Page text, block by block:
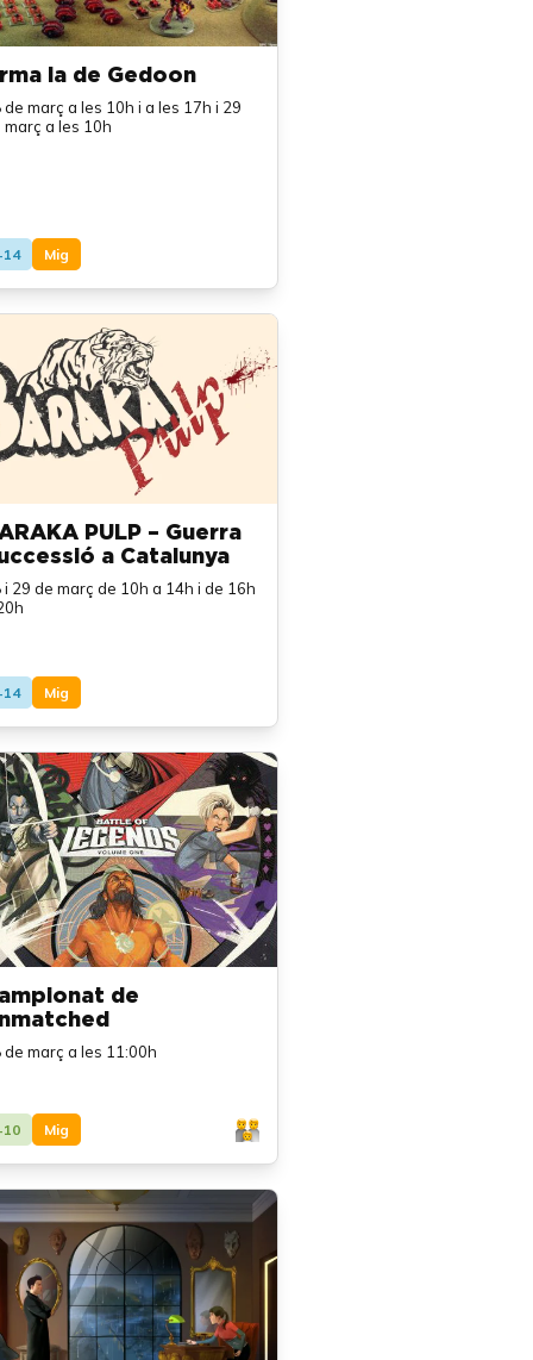
la de Gedoon
de març a les 10h i a les 17h i 29
març a les 10h
Mig
PULP – Guerra
a Catalunya
i 29 de març de 10h a 14h i de 16h
Mig
de
de març a les 11:00h
Mig